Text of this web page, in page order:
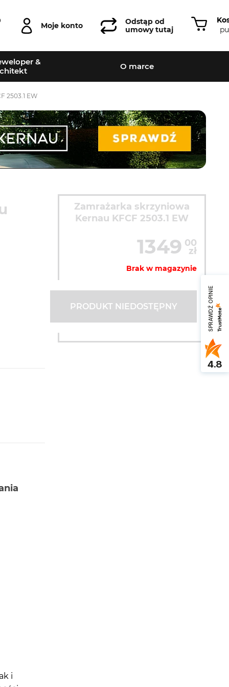
Moje konto
Odstąp od
umowy tutaj
&
O marce
2503.1 EW
Zamrażarka skrzyniowa
Kernau KFCF 2503.1 EW
1349 00
zł
Brak w magazynie
PRODUKT NIEDOSTĘPNY
i
SPRAWDŹ OPINIE
4.8